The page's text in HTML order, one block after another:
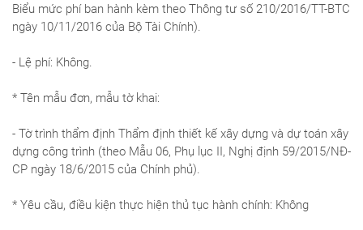
Biểu mức phí ban hành kèm theo Thông tư số 210/2016/TT-BTC
ngày 10/11/2016 của Bộ Tài Chính).
- Lệ phí: Không.
* Tên mẫu đơn, mẫu tờ khai:
- Tờ trình thẩm định Thẩm định thiết kế xây dựng và dự toán xây
dựng công trình (theo Mẫu 06, Phụ lục II, Nghị định 59/2015/NĐ-
CP ngày 18/6/2015 của Chính phủ).
* Yêu cầu, điều kiện thực hiện thủ tục hành chính: Không